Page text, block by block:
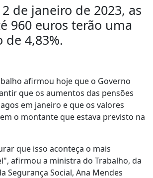
de janeiro de 2023, as
960 euros terão uma
de 4,83%.
afirmou hoje que o Governo
que os aumentos das pensões
em janeiro e que os valores
o montante que estava previsto na
que isso aconteça o mais
afirmou a ministra do Trabalho, da
Segurança Social, Ana Mendes